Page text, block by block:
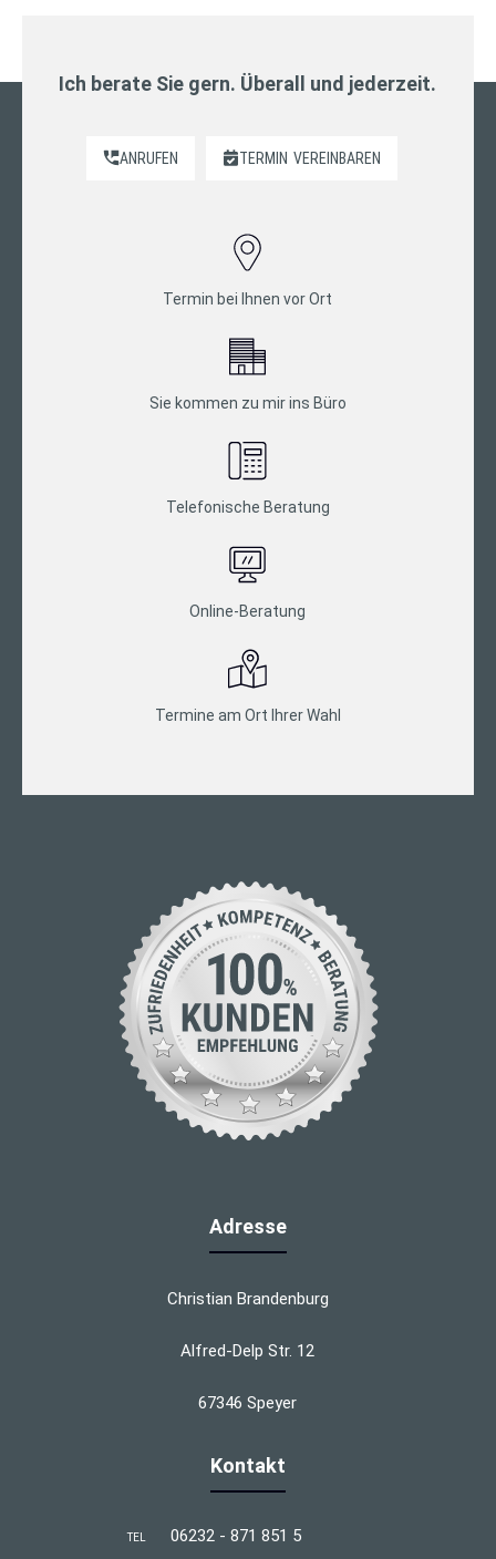
Ich berate Sie gern. Überall und jederzeit.
ANRUFEN TERMIN VEREINBAREN
Termin bei Ihnen vor Ort
Sie kommen zu mir ins Büro
Telefonische Beratung
Online-Beratung
Termine am Ort Ihrer Wahl
Adresse
Christian Brandenburg
Alfred-Delp Str. 12
67346 Speyer
Kontakt
TEL 06232 - 871 851 5